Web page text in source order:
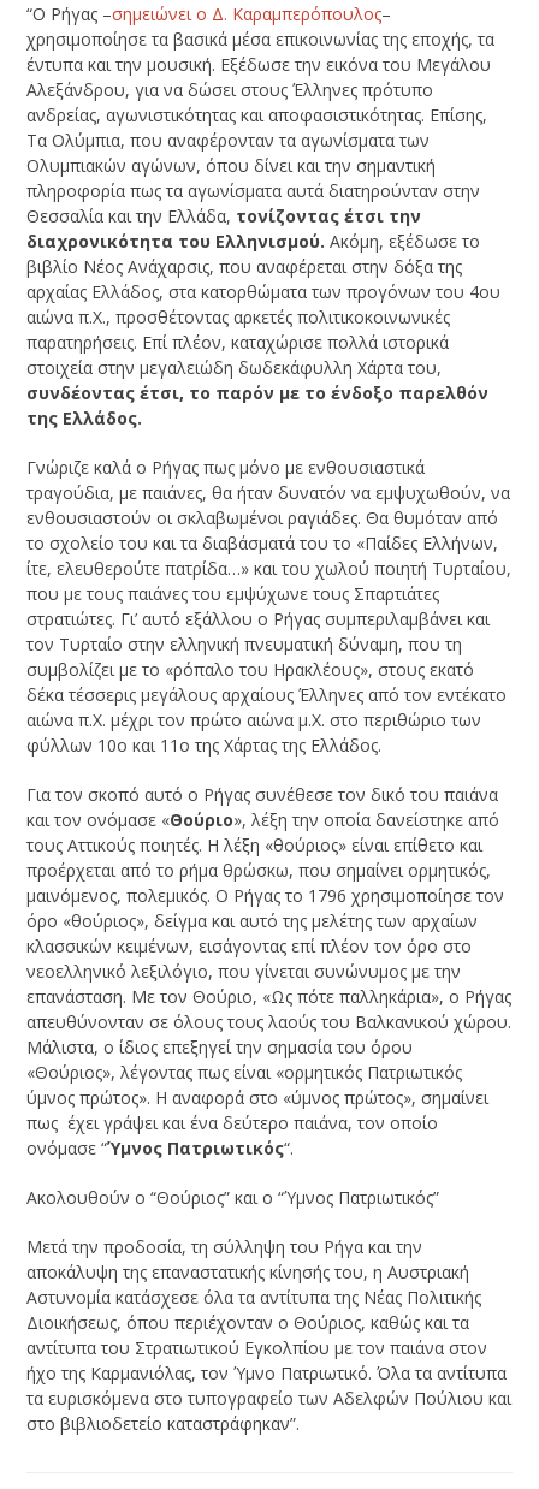
“Ο Ρήγας –σημειώνει ο Δ. Καραμπερόπουλος–
χρησιμοποίησε τα βασικά μέσα επικοινωνίας της εποχής, τα
έντυπα και την μουσική. Εξέδωσε την εικόνα του Μεγάλου
Αλεξάνδρου, για να δώσει στους Έλληνες πρότυπο
ανδρείας, αγωνιστικότητας και αποφασιστικότητας. Επίσης,
Τα Ολύμπια, που αναφέρονταν τα αγωνίσματα των
Ολυμπιακών αγώνων, όπου δίνει και την σημαντική
πληροφορία πως τα αγωνίσματα αυτά διατηρούνταν στην
Θεσσαλία και την Ελλάδα, τονίζοντας έτσι την
διαχρονικότητα του Ελληνισμού.Ακόμη, εξέδωσε το
βιβλίο Νέος Ανάχαρσις, που αναφέρεται στην δόξα της
αρχαίας Ελλάδος, στα κατορθώματα των προγόνων του 4ου
αιώνα π.Χ., προσθέτοντας αρκετές πολιτικοκοινωνικές
παρατηρήσεις. Επί πλέον, καταχώρισε πολλά ιστορικά
στοιχεία στην μεγαλειώδη δωδεκάφυλλη Χάρτα του,
συνδέοντας έτσι, το παρόν με το ένδοξο παρελθόν
της Ελλάδος.
Γνώριζε καλά ο Ρήγας πως μόνο με ενθουσιαστικά
τραγούδια, με παιάνες, θα ήταν δυνατόν να εμψυχωθούν, να
ενθουσιαστούν οι σκλαβωμένοι ραγιάδες. Θα θυμόταν από
το σχολείο του και τα διαβάσματά του το «Παίδες Ελλήνων,
ίτε, ελευθερούτε πατρίδα…» και του χωλού ποιητή Τυρταίου,
που με τους παιάνες του εμψύχωνε τους Σπαρτιάτες
στρατιώτες. Γι’ αυτό εξάλλου ο Ρήγας συμπεριλαμβάνει και
τον Τυρταίο στην ελληνική πνευματική δύναμη, που τη
συμβολίζει με το «ρόπαλο του Ηρακλέους», στους εκατό
δέκα τέσσερις μεγάλους αρχαίους Έλληνες από τον εντέκατο
αιώνα π.Χ. μέχρι τον πρώτο αιώνα μ.Χ. στο περιθώριο των
φύλλων 10ο και 11ο της Χάρτας της Ελλάδος.
Για τον σκοπό αυτό ο Ρήγας συνέθεσε τον δικό του παιάνα
και τον ονόμασε «Θούριο», λέξη την οποία δανείστηκε από
τους Αττικούς ποιητές. Η λέξη «θούριος» είναι επίθετο και
προέρχεται από το ρήμα θρώσκω, που σημαίνει ορμητικός,
μαινόμενος, πολεμικός. Ο Ρήγας το 1796 χρησιμοποίησε τον
όρο «θούριος», δείγμα και αυτό της μελέτης των αρχαίων
κλασσικών κειμένων, εισάγοντας επί πλέον τον όρο στο
νεοελληνικό λεξιλόγιο, που γίνεται συνώνυμος με την
επανάσταση. Με τον Θούριο, «Ως πότε παλληκάρια», ο Ρήγας
απευθύνονταν σε όλους τους λαούς του Βαλκανικού χώρου.
Μάλιστα, ο ίδιος επεξηγεί την σημασία του όρου
«Θούριος», λέγοντας πως είναι «ορμητικός Πατριωτικός
ύμνος πρώτος». H αναφορά στο «ύμνος πρώτος», σημαίνει
πως έχει γράψει και ένα δεύτερο παιάνα, τον οποίο
ονόμασε “Ύμνος Πατριωτικός“.
Ακολουθούν ο “Θούριος” και ο “Ύμνος Πατριωτικός”
Μετά την προδοσία, τη σύλληψη του Ρήγα και την
αποκάλυψη της επαναστατικής κίνησής του, η Αυστριακή
Αστυνομία κατάσχεσε όλα τα αντίτυπα της Νέας Πολιτικής
Διοικήσεως, όπου περιέχονταν ο Θούριος, καθώς και τα
αντίτυπα του Στρατιωτικού Εγκολπίου με τον παιάνα στον
ήχο της Καρμανιόλας, τον Ύμνο Πατριωτικό. Όλα τα αντίτυπα
τα ευρισκόμενα στο τυπογραφείο των Αδελφών Πούλιου και
στο βιβλιοδετείο καταστράφηκαν”.